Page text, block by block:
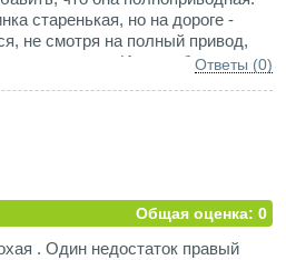
старенькая, но на дороге -
не смотря на полный привод,
мгновенно. Из-за габаритов,
жалею, что выбрала именно ее.
Ответы (0)
Общая оценка: 0
. Один недостаток правый